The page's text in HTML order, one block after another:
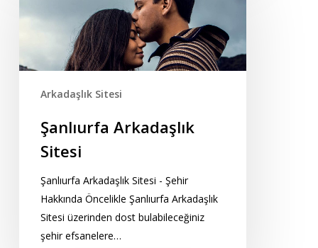
Arkadaşlık Sitesi
Şanlıurfa Arkadaşlık
Sitesi
Şanlıurfa Arkadaşlık Sitesi - Şehir
Hakkında Öncelikle Şanlıurfa Arkadaşlık
Sitesi üzerinden dost bulabileceğiniz
şehir efsanelere…